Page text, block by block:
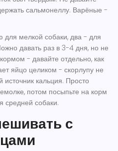
сальмонеллу. Варёные -
мелкой собаки, два - для
давать раз в 3-4 дня, но не
- давайте отдельно, как
яйцо целиком - скорлупу не
кальция. Просто
потом посыпьте на корм
средней собаки.
с